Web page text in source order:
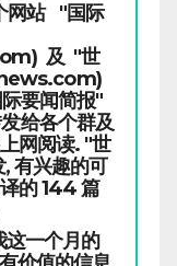
网站 "国际
及 "世
要闻简报"
给各个群及
网阅读. "世
有兴趣的可
的 144 篇
这一个月的